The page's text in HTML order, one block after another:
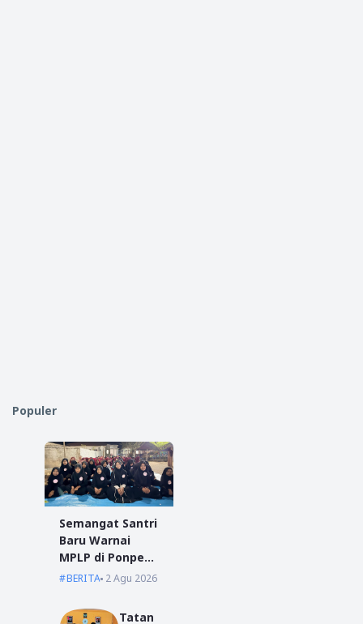
Populer
Semangat Santri
Baru Warnai
MPLP di Ponpes
Miftahul Ulum
BERITA 2 Agu 2026
Tatan